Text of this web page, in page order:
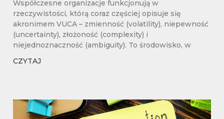
Współczesne organizacje funkcjonują w
rzeczywistości, którą coraz częściej opisuje się
akronimem VUCA – zmienność (volatility), niepewność
(uncertainty), złożoność (complexity) i
niejednoznaczność (ambiguity). To środowisko, w
CZYTAJ